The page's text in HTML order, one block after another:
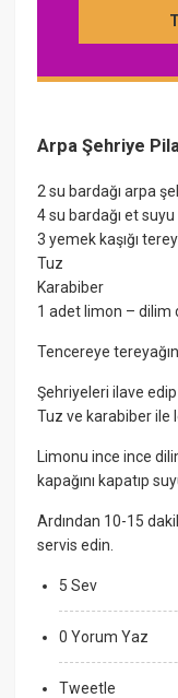
Arpa Şehriye
2 su bardağı arpa
4 su bardağı et suyu
3 yemek kaşığı
Tuz
Karabiber
1 adet limon – dilim
Tencereye
Şehriyeleri ilave
Tuz ve karabiber ile
Limonu ince ince
kapağını kapatıp
Ardından 10-15
servis edin.
5 Sev
0 Yorum Yaz
Tweetle